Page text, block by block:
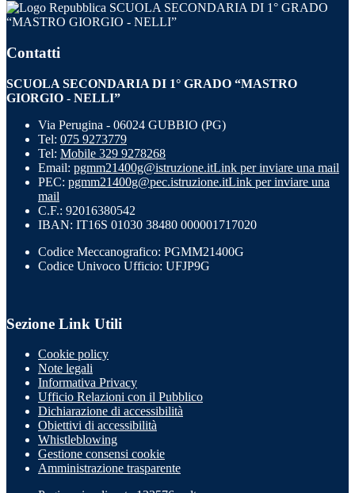
SCUOLA SECONDARIA DI 1° GRADO
“MASTRO GIORGIO - NELLI”
Contatti
SCUOLA SECONDARIA DI 1° GRADO “MASTRO
GIORGIO - NELLI”
Via Perugina - 06024 GUBBIO (PG)
Tel: 075 9273779
Tel: Mobile 329 9278268
Email: pgmm21400g@istruzione.itLink per inviare una mail
PEC: pgmm21400g@pec.istruzione.itLink per inviare una
mail
C.F.: 92016380542
IBAN: IT16S 01030 38480 000001717020
Codice Meccanografico: PGMM21400G
Codice Univoco Ufficio: UFJP9G
Sezione Link Utili
Cookie policy
Note legali
Informativa Privacy
Ufficio Relazioni con il Pubblico
Dichiarazione di accessibilità
Obiettivi di accessibilità
Whistleblowing
Gestione consensi cookie
Amministrazione trasparente